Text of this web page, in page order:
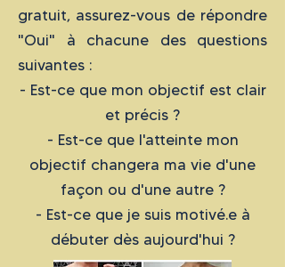
gratuit, assurez-vous de répondre
"Oui" à chacune des questions
suivantes :
- Est-ce que mon objectif est clair
et précis ?
- Est-ce que l'atteinte mon
objectif changera ma vie d'une
façon ou d'une autre ?
- Est-ce que je suis motivé.e à
débuter dès aujourd'hui ?